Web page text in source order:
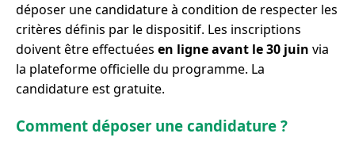
déposer une candidature à condition de respecter les
critères définis par le dispositif. Les inscriptions
doivent être effectuées en ligne avant le 30 juin via
la plateforme officielle du programme. La
candidature est gratuite.
Comment déposer une candidature ?